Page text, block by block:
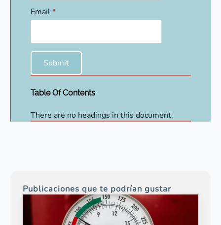
Email*
Submit
Table Of Contents
There are no headings in this document.
Publicaciones que te podrían gustar